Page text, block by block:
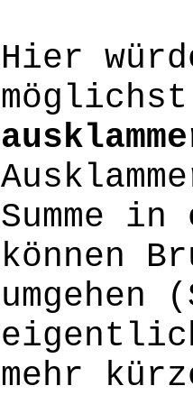
Hier
Summe
können
mehr